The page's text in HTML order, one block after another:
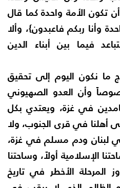
تكون الأمة واحدة كما قال
وأنا ربكم فاعبدون}، وألا
فيما بين أبناء الدين
نكون اليوم إلى تحقيق
وأن العدو الصهيوني
في غزة، ويعتدي بكل
أهلنا في قرى الجنوب، ولا
لبنان ودم مسلم في غزة،
الإسلامية أولاً، وساحتنا
المرحلة الأخطر في تاريخ